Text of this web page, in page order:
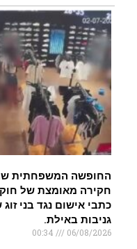
החופשה המשפחתית
כתבי אישום נגד בני
גניבות באילת.
06/08/2026